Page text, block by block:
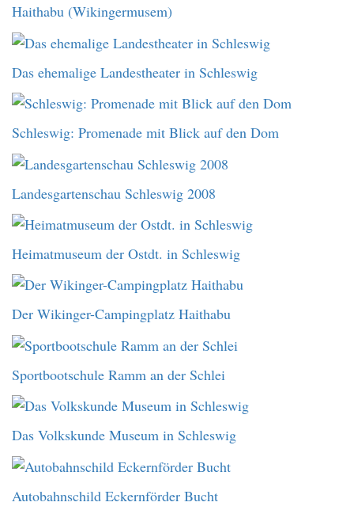
Haithabu (Wikingermusem)
Das ehemalige Landestheater in Schleswig
Schleswig: Promenade mit Blick auf den Dom
Landesgartenschau Schleswig 2008
Heimatmuseum der Ostdt. in Schleswig
Der Wikinger-Campingplatz Haithabu
Sportbootschule Ramm an der Schlei
Das Volkskunde Museum in Schleswig
Autobahnschild Eckernförder Bucht